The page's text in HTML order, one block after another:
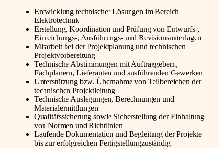
Entwicklung technischer Lösungen im Bereich
Elektrotechnik
Erstellung, Koordination und Prüfung von Entwurfs-,
Einreichungs-, Ausführungs- und Revisionsunterlagen
Mitarbeit bei der Projektplanung und technischen
Projektvorbereitung
Technische Abstimmungen mit Auftraggebern,
Fachplanern, Lieferanten und ausführenden Gewerken
Unterstützung bzw. Übernahme von Teilbereichen der
technischen Projektleitung
Technische Auslegungen, Berechnungen und
Materialermittlungen
Qualitätssicherung sowie Sicherstellung der Einhaltung
von Normen und Richtlinien
Laufende Dokumentation und Begleitung der Projekte
bis zur erfolgreichen Fertigstellungzuständig